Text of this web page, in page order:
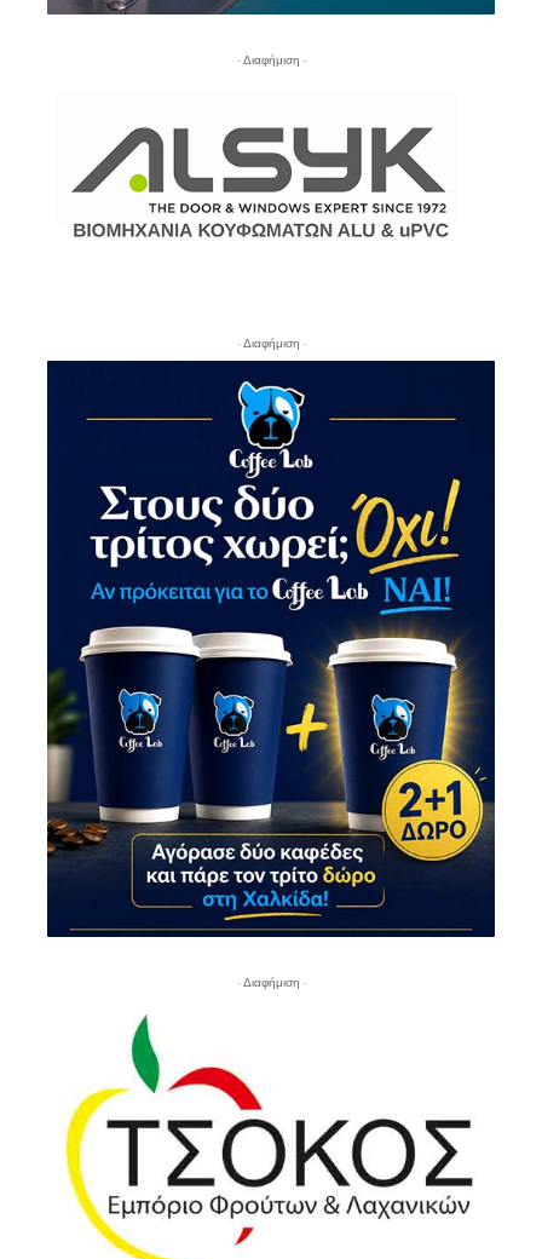
- Διαφήμιση -
- Διαφήμιση -
- Διαφήμιση -